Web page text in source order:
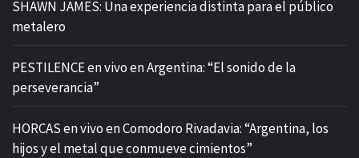
SHAWN JAMES: Una experiencia distinta para el público
metalero
PESTILENCE en vivo en Argentina: “El sonido de la
perseverancia”
HORCAS en vivo en Comodoro Rivadavia: “Argentina, los
hijos y el metal que conmueve cimientos”